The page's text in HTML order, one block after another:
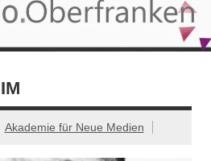
Akademie für Neue Medien